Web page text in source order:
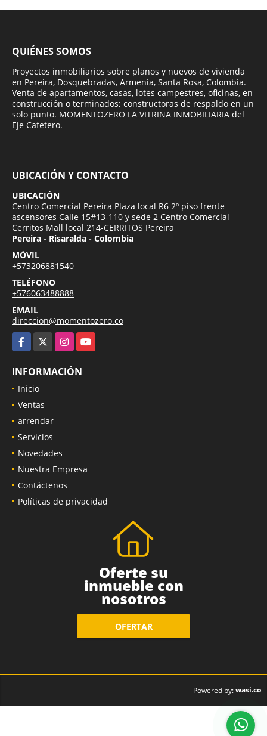
QUIÉNES SOMOS
Proyectos inmobiliarios sobre planos y nuevos de vivienda
en Pereira, Dosquebradas, Armenia, Santa Rosa, Colombia.
Venta de apartamentos, casas, lotes campestres, oficinas, en
construcción o terminados; constructoras de respaldo en un
solo punto. MOMENTOZERO LA VITRINA INMOBILIARIA del
Eje Cafetero.
UBICACIÓN Y CONTACTO
UBICACIÓN
Centro Comercial Pereira Plaza local R6 2º piso frente
ascensores Calle 15#13-110 y sede 2 Centro Comercial
Cerritos Mall local 214-CERRITOS Pereira
Pereira - Risaralda - Colombia
MÓVIL
+573206881540
TELÉFONO
+576063488888
EMAIL
direccion@momentozero.co
Facebook
InstagramYouTube
INFORMACIÓN
Inicio
Ventas
arrendar
Servicios
Novedades
Nuestra Empresa
Contáctenos
Políticas de privacidad
Oferte su
inmueble con
nosotros
OFERTAR
Powered by:wasi.co